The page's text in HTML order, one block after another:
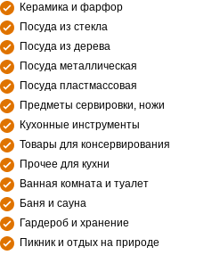
Керамика и фарфор
Посуда из стекла
Посуда из дерева
Посуда металлическая
Посуда пластмассовая
Предметы сервировки, ножи
Кухонные инструменты
Товары для консервирования
Прочее для кухни
Ванная комната и туалет
Баня и сауна
Гардероб и хранение
Пикник и отдых на природе